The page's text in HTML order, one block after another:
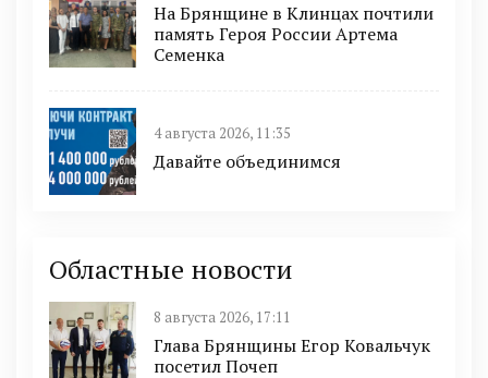
На Брянщине в Клинцах почтили
память Героя России Артема
Семенка
4 августа 2026, 11:35
Давайте объединимся
Областные новости
8 августа 2026, 17:11
Глава Брянщины Егор Ковальчук
посетил Почеп